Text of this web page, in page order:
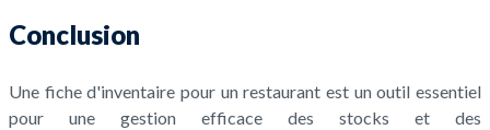
Conclusion
Une fiche d'inventaire pour un restaurant est un outil essentiel
pour une gestion efficace des stocks et des